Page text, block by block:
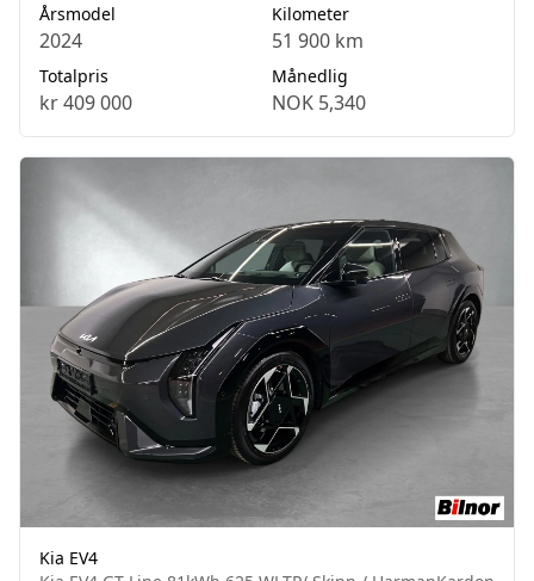
Årsmodel
2024
Kilometer
51 900 km
Totalpris
kr 409 000
Månedlig
NOK 5,340
Kia EV4